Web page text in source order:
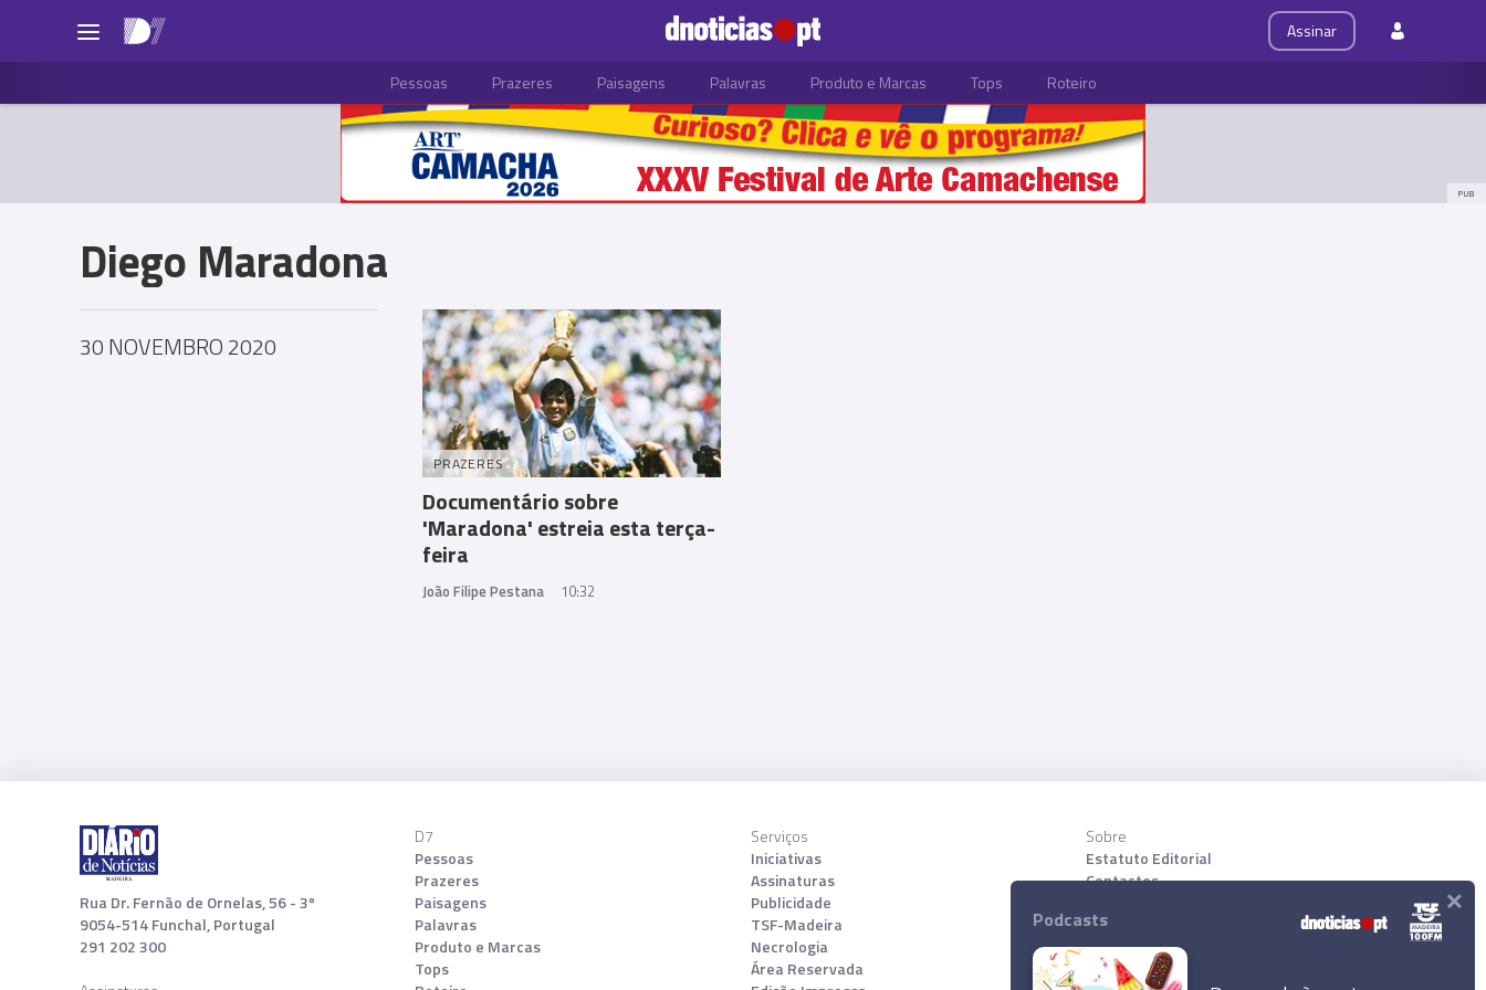
Assinar
Pessoas Prazeres Paisagens Palavras Produto e Marcas Tops Roteiro
PUB
Diego Maradona
30 NOVEMBRO 2020
PRAZERES
Documentário sobre
'Maradona' estreia esta terça-
feira
João Filipe Pestana 10:32
Rua Dr. Fernão de Ornelas, 56 - 3º
9054-514 Funchal, Portugal
291 202 300
D7
Pessoas
Prazeres
Paisagens
Palavras
Produto e Marcas
Tops
Serviços
Iniciativas
Assinaturas
Publicidade
TSF-Madeira
Necrologia
Área Reservada
Sobre
Estatuto Editorial
Contactos
Download App
Podcasts ×